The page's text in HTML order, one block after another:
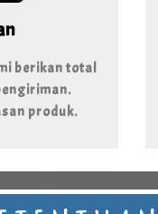
berikan total
produk.